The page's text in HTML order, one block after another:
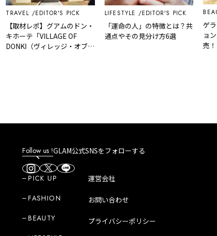
EDITOR'S PICK
材レポ】グアムのドン・
ーテ「VILLAGE OF
（ヴィレッジ・オブ・
LIFESTYLE EDITOR'S PICK
「運命の人」の特徴とは？共
通点やその見分け方6選
BEAUTY
ゲラン、
ョン
Follow us !GLAM公式SNSをフォローする
PICK UP
FASHION
BEAUTY
運営会社
お問い合わせ
プライバシーポリシー